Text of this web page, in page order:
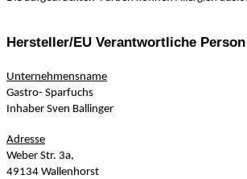
Hersteller/EU Verantwortliche Person
Unternehmensname
Gastro- Sparfuchs
Inhaber Sven Ballinger
Adresse
Weber Str. 3a,
49134 Wallenhorst